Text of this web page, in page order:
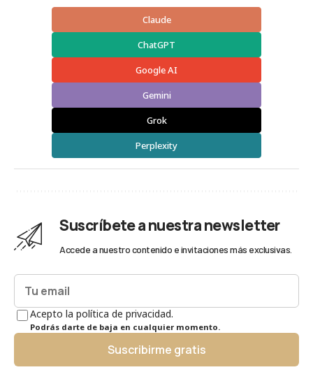
Claude
ChatGPT
Google AI
Gemini
Grok
Perplexity
Suscríbete a nuestra newsletter
Accede a nuestro contenido e invitaciones más exclusivas.
Acepto la política de privacidad.
Podrás darte de baja en cualquier momento.
Suscribirme gratis